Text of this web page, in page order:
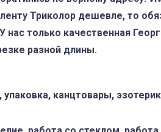
Триколор дешевле, то
только качественная
разной длины.
канцтовары,